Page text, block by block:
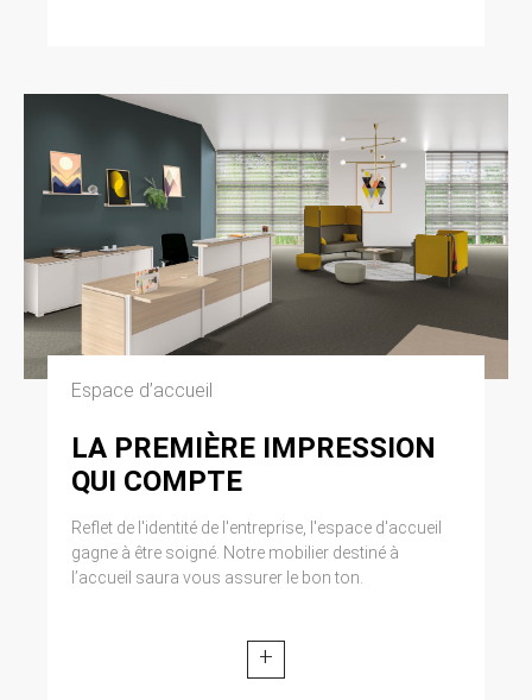
Espace d’accueil
LA PREMIÈRE IMPRESSION
QUI COMPTE
Reflet de l'identité de l'entreprise, l'espace d'accueil
gagne à être soigné. Notre mobilier destiné à
l’accueil saura vous assurer le bon ton.
+